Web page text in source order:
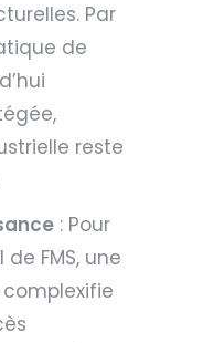
Par
de
reste
: Pour
FMS, une